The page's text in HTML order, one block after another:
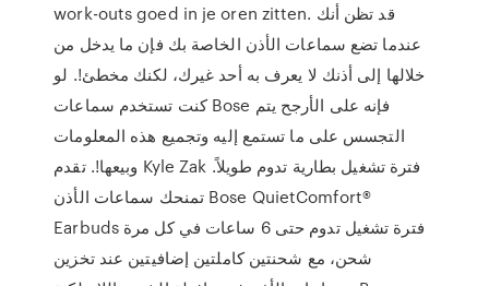
work-outs goed in je oren zitten. قد تظن أنك
عندما تضع سماعات الأذن الخاصة بك فإن ما يدخل من
خلالها إلى أذنك لا يعرف به أحد غيرك، لكنك مخطئ!. لو
كنت تستخدم سماعات Bose فإنه على الأرجح يتم
التجسس على ما تستمع إليه وتجميع هذه المعلومات
وبيعها!. تقدم Kyle Zak فترة تشغيل بطارية تدوم طويلاً.
تمنحك سماعات الأذن Bose QuietComfort®
Earbuds فترة تشغيل تدوم حتى 6 ساعات في كل مرة
شحن، مع شحنتين كاملتين إضافيتين عند تخزين